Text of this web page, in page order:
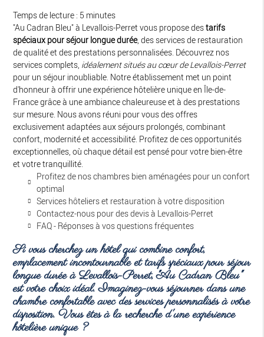
Temps de lecture : 5 minutes
"Au Cadran Bleu" à Levallois-Perret vous propose destarifs
spéciaux pour séjour longue durée, des services de restauration
de qualité et des prestations personnalisées. Découvrez nos
services complets, idéalement situés au cœur de Levallois-Perret
pour un séjour inoubliable. Notre établissement met un point
d'honneur à offrir une expérience hôtelière unique en Île-de-
France grâce à une ambiance chaleureuse et à des prestations
sur mesure. Nous avons réuni pour vous des offres
exclusivement adaptées aux séjours prolongés, combinant
confort, modernité et accessibilité. Profitez de ces opportunités
exceptionnelles, où chaque détail est pensé pour votre bien-être
et votre tranquillité.
Profitez de nos chambres bien aménagées pour un confort
optimal
Services hôteliers et restauration à votre disposition
Contactez-nous pour des devis à Levallois-Perret
FAQ - Réponses à vos questions fréquentes
Si vous cherchez un hôtel qui combine confort,
emplacement incontournable ettarifs spéciaux pour séjour
longue durée à Levallois-Perret, "Au Cadran Bleu"
est votre choix idéal. Imaginez-vous séjourner dans une
chambre confortable avec des services personnalisés à votre
disposition. Vous êtes à la recherche d'une expérience
hôtelière unique ?